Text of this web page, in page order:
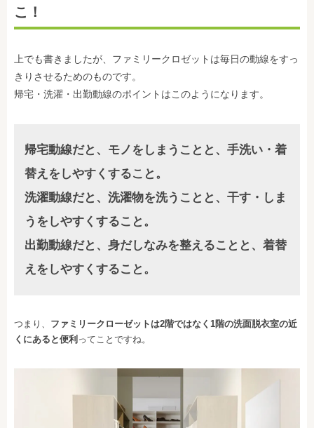
こ！
上でも書きましたが、ファミリークロゼットは毎日の動線をすっ
きりさせるためのものです。
帰宅・洗濯・出勤動線のポイントはこのようになります。
帰宅動線だと、モノをしまうことと、手洗い・着
替えをしやすくすること。
洗濯動線だと、洗濯物を洗うことと、干す・しま
うをしやすくすること。
出勤動線だと、身だしなみを整えることと、着替
えをしやすくすること。
つまり、 ファミリークローゼットは2階ではなく1階の洗面脱衣室の近
くにあると便利 ってことですね。